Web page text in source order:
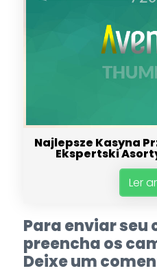
Najlepsze Kasyna
Ekspertski
Ler
Para enviar
preencha os
Deixe um